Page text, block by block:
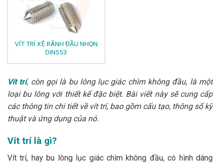
VÍT TRÍ XẺ RÃNH ĐẦU NHỌN
DIN553
Vít trí, còn gọi là bu lông lục giác chìm không đầu, là một
loại bu lông với thiết kế đặc biệt. Bài viết này sẽ cung cấp
các thông tin chi tiết về vít trí, bao gồm cấu tạo, thông số kỹ
thuật và ứng dụng của nó.
Vít trí là gì?
Vít trí, hay bu lông lục giác chìm không đầu, có hình dáng